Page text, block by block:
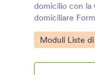
domicilio con la
domiciliare
agenzie e
profili e
Go to
Moduli Liste